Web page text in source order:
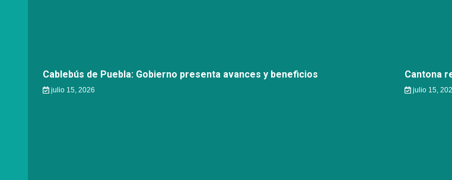
Cablebús de Puebla: Gobierno presenta avances y beneficios
julio 15, 2026
Cantona
julio 15,